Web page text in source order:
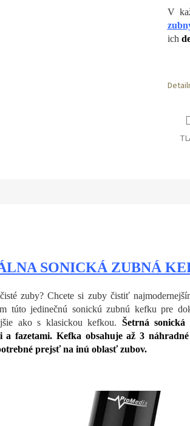
V
ich
SONICKÁ ZUBNÁ
zuby? Chcete si zuby čistiť
túto jedinečnú sonickú zubnú kefku pre
ako s klasickou kefkou. Šetrná sonická
a fazetami. Kefka obsahuje až 3
prejsť na inú oblasť zubov.